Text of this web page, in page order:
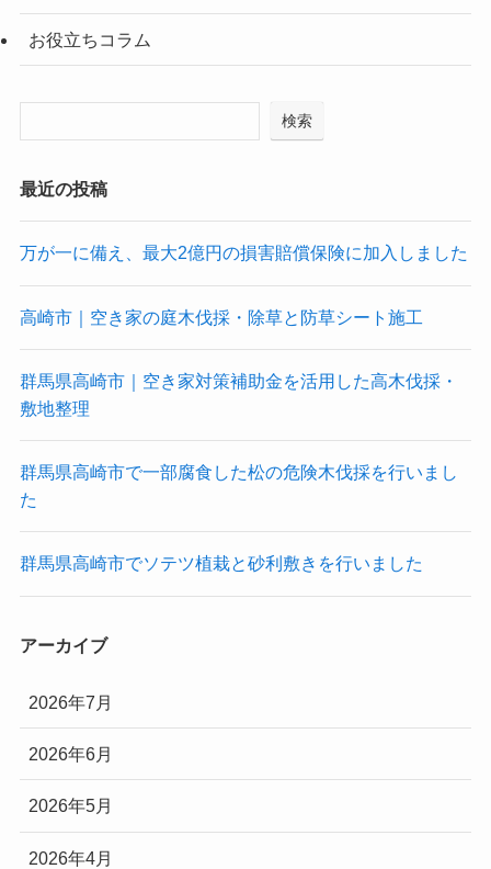
お役立ちコラム
検索
最近の投稿
万が一に備え、最大2億円の損害賠償保険に加入しました
高崎市｜空き家の庭木伐採・除草と防草シート施工
群馬県高崎市｜空き家対策補助金を活用した高木伐採・
敷地整理
群馬県高崎市で一部腐食した松の危険木伐採を行いまし
た
群馬県高崎市でソテツ植栽と砂利敷きを行いました
アーカイブ
2026年7月
2026年6月
2026年5月
2026年4月